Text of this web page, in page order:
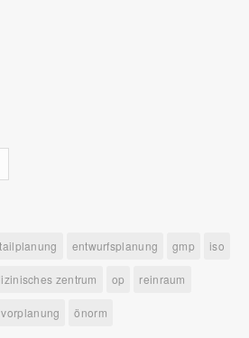
entwurfsplanung gmp iso
zentrum op reinraum
vorplanung önorm